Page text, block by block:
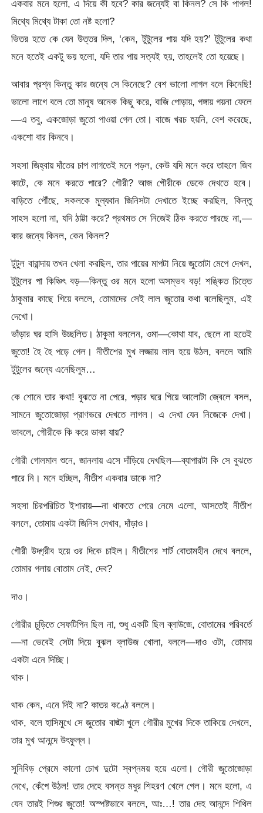
একবার মনে হলো, এ দিয়ে কী হবে? কার জন্যেই বা কিনল? সে কি পাগল!
মিথ্যে মিথ্যে টাকা তো নষ্ট হলো?
ভিতর হতে কে যেন উত্তর দিল, ‘কেন, টুটুলের পায় যদি হয়?’ টুটুলের কথা
মনে হতেই একটু ভয় হলো, যদি তার পায় সত্যই হয়, তাহলেই তো হয়েছে।
আবার প্রশ্ন কিন্তু কার জন্যে সে কিনেছে? বেশ ভালো লাগল বলে কিনেছি!
ভালো লাগে বলে তো মানুষ অনেক কিছু করে, বাজি পোড়ায়, গঙ্গায় গয়না ফেলে
—এ তবু, একজোড়া জুতো পাওয়া গেল তো। বাজে খরচ হয়নি, বেশ করেছে,
একশো বার কিনবে।
সহসা জিহ্বায় দাঁতের চাপ লাগতেই মনে পড়ল, কেউ যদি মনে করে তাহলে জিব
কাটে, কে মনে করতে পারে? গৌরী? আজ গৌরীকে ডেকে দেখতে হবে।
বাড়িতে পৌঁছে, সকলকে মূল্যবান জিনিসটা দেখাতে ইচ্ছে করছিল, কিন্তু
সাহস হলো না, যদি ঠাট্টা করে? প্রথমত সে নিজেই ঠিক করতে পারছে না,—
কার জন্যে কিনল, কেন কিনল?
টুটুল বারান্দায় তখন খেলা করছিল, তার পায়ের মাপটা নিয়ে জুতোটা মেপে দেখল,
টুটুলের পা কিঞ্চিৎ বড়—কিন্তু ওর মনে হলো অসম্ভব বড়! শঙ্কিত চিত্তে
ঠাকুমার কাছে গিয়ে বললে, তোমাদের সেই লাল জুতোর কথা বলেছিলুম, এই
দেখো।
ভাঁড়ার ঘর হাসি উচ্ছলিত। ঠাকুমা বললেন, ওমা—কোথা যাব, ছেলে না হতেই
জুতো! হৈ হৈ পড়ে গেল। নীতীশের মুখ লজ্জায় লাল হয়ে উঠল, বললে আমি
টুটুলের জন্যে এনেছিলুম…
কে শোনে তার কথা! বুঝতে না পেরে, পড়ার ঘরে গিয়ে আলোটা জ্বেলে বসল,
সামনে জুতোজোড়া প্রাণভরে দেখতে লাগল। এ দেখা যেন নিজেকে দেখা।
ভাবলে, গৌরীকে কি করে ডাকা যায়?
গৌরী গোলমাল শুনে, জানলায় এসে দাঁড়িয়ে দেখছিল—ব্যাপারটা কি সে বুঝতে
পারে নি। মনে হচ্ছিল, নীতীশ একবার ডাকে না?
সহসা চিরপরিচিত ইশারায়—না থাকতে পেরে নেমে এলো, আসতেই নীতীশ
বললে, তোমায় একটা জিনিস দেখাব, দাঁড়াও।
গৌরী উদ্গ্রীব হয়ে ওর দিকে চাইল। নীতীশের শার্ট বোতামহীন দেখে বললে,
তোমার গলায় বোতাম নেই, দেব?
দাও।
গৌরীর চুড়িতে সেফটিপিন ছিল না, শুধু একটি ছিল ব্লাউজে, বোতামের পরিবর্তে
—না ভেবেই সেটা দিয়ে বুঝল ব্লাউজ খোলা, বললে—দাও ওটা, তোমায়
একটা এনে দিচ্ছি।
থাক।
থাক কেন, এনে দিই না? কাতর কণ্ঠে বললে।
থাক, বলে হাসিমুখে সে জুতোর বাঙ্টা খুলে গৌরীর মুখের দিকে তাকিয়ে দেখলে,
তার মুখ আনন্দে উৎফুল্ল।
সুনিবিড় প্রেমে কালো চোখ দুটো স্বপ্নময় হয়ে এলো। গৌরী জুতোজোড়া
দেখে, কেঁপে উঠল! তার দেহে বসন্ত মধুর শিহরণ খেলে গেল। মনে হলো, এ
যেন তারই শিশুর জুতো! অস্পষ্টভাবে বললে, আঃ…! তার দেহ আনন্দে শিথিল